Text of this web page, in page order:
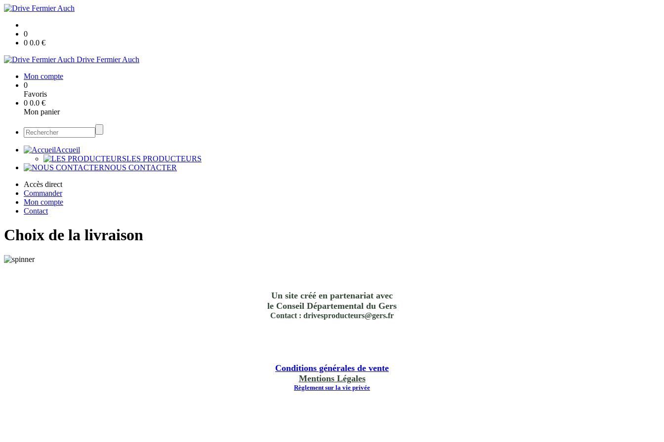
0
0 0.0 €
Drive Fermier Auch
Mon compte
0
Favoris
0 0.0 €
Mon panier
Accueil
LES PRODUCTEURS
NOUS CONTACTER
Accès direct
Commander
Mon compte
Contact
Choix de la livraison
Un site créé en partenariat avec
le Conseil Départemental du Gers
Contact : drivesproducteurs@gers.fr
Conditions générales de vente
Mentions Légales
Règlement sur la vie privée